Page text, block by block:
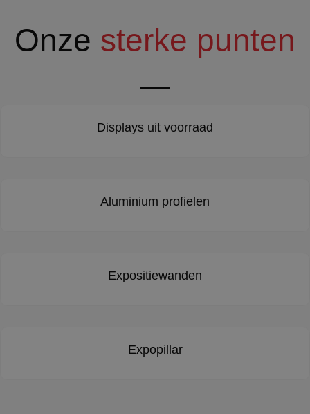
Onze sterke punten
Displays uit voorraad
Aluminium profielen
Expositiewanden
Expopillar